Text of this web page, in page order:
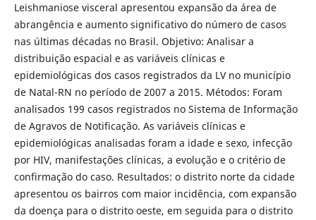
Leishmaniose visceral apresentou expansão da área de
abrangência e aumento significativo do número de casos
nas últimas décadas no Brasil. Objetivo: Analisar a
distribuição espacial e as variáveis clínicas e
epidemiológicas dos casos registrados da LV no município
de Natal-RN no período de 2007 a 2015. Métodos: Foram
analisados 199 casos registrados no Sistema de Informação
de Agravos de Notificação. As variáveis clínicas e
epidemiológicas analisadas foram a idade e sexo, infecção
por HIV, manifestações clínicas, a evolução e o critério de
confirmação do caso. Resultados: o distrito norte da cidade
apresentou os bairros com maior incidência, com expansão
da doença para o distrito oeste, em seguida para o distrito